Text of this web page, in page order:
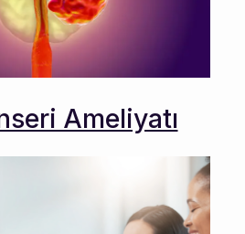
Ameliyatı